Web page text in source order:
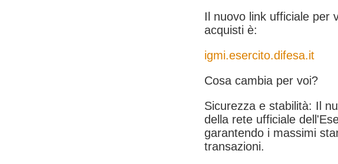
Il nuovo link ufficiale per
acquisti è:
igmi.esercito.difesa.it
Cosa cambia per voi?
Sicurezza e stabilità: Il
della rete ufficiale
garantendo i massimi
transazioni.